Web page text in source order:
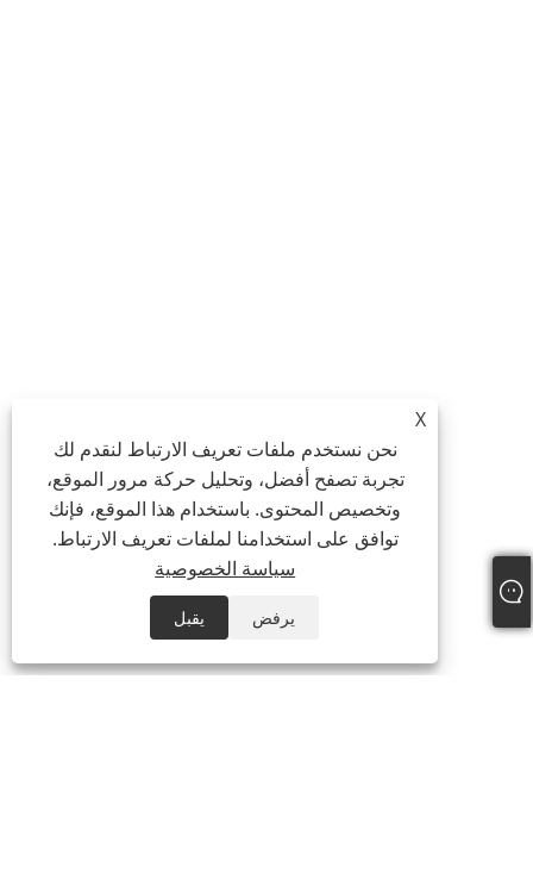
X
نحن نستخدم ملفات تعريف الارتباط لنقدم لك
تجربة تصفح أفضل، وتحليل حركة مرور الموقع،
وتخصيص المحتوى. باستخدام هذا الموقع، فإنك
توافق على استخدامنا لملفات تعريف الارتباط.
سياسة الخصوصية
يرفض يقبل